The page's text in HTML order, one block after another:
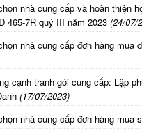
nhà cung cấp và hoàn thiện
465-7R quý III năm 2023 (24/07/
nhà cung cấp đơn hàng
cạnh tranh gói cung cấp: Lập
(17/07/2023)
nhà cung cấp đơn hàng